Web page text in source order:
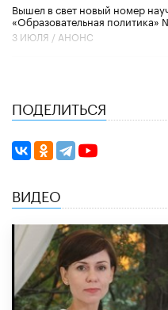
Вышел в свет новый номер
«Образовательная политика»
3 ИЮЛЯ / АНОНС
ПОДЕЛИТЬСЯ
ВИДЕО